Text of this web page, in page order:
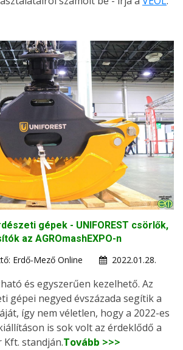
gépek - UNIFOREST csörlők,
az AGROmashEXPO-n
Erdő-Mező Online
2022.01.28.
és egyszerűen kezelhető. Az
gépei negyed évszázada segítik a
így nem véletlen, hogy a 2022-es
is sok volt az érdeklődő a
Kft. standján.Tovább >>>